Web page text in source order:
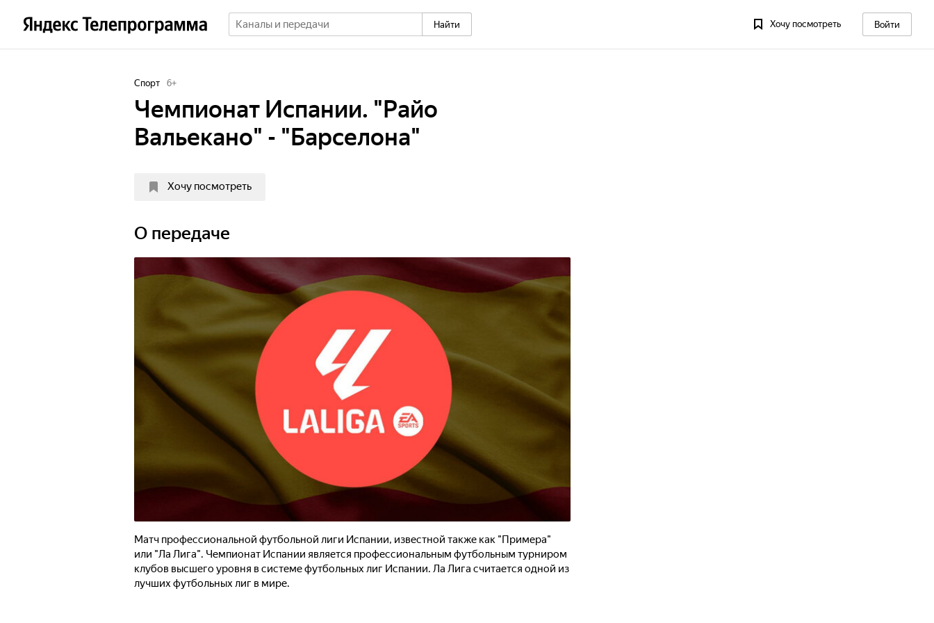
Найти Хочу посмотреть Войти
Спорт 6+
Чемпионат Испании. "Райо
Вальекано" - "Барселона"
Хочу посмотреть
О передаче
Матч профессиональной футбольной лиги Испании, известной также как "Примера"
или "Ла Лига". Чемпионат Испании является профессиональным футбольным турниром
клубов высшего уровня в системе футбольных лиг Испании. Ла Лига считается одной из
лучших футбольных лиг в мире.